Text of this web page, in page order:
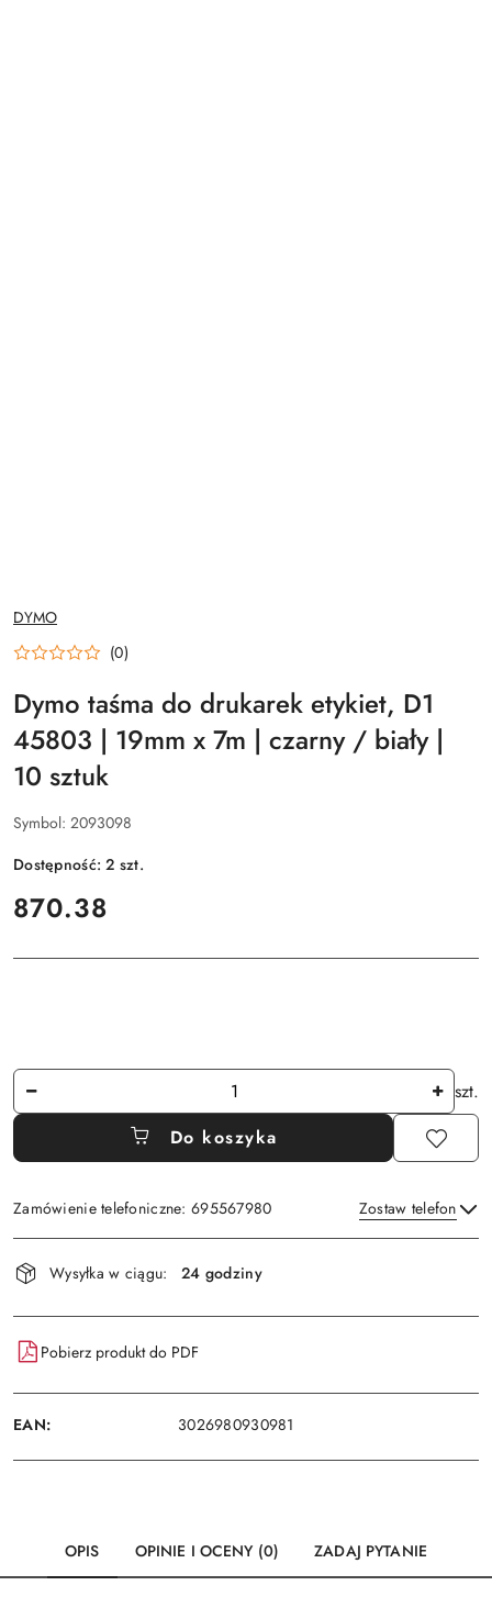
NAZWA
PRODUCENTA:
DYMO
(0)
Dymo taśma do drukarek etykiet, D1
45803 | 19mm x 7m | czarny / biały |
10 sztuk
Symbol: 2093098
Dostępność:2 szt.
cena:
870.38
Ilość
szt.
Do koszyka
Zamówienie telefoniczne: 695567980 Zostaw telefon
Dostępność
i
dostawa
Wysyłka w ciągu: 24 godziny
Pobierz produkt do PDF
EAN: 3026980930981
OPIS OPINIE I OCENY (0) ZADAJ PYTANIE